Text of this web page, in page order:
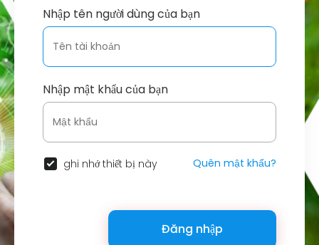
Nhập tên người dùng của bạn
Nhập mật khẩu của bạn
ghi nhớ thiết bị này Quên mật khẩu?
Đăng nhập